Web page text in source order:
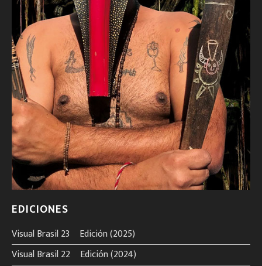
EDICIONES
Visual Brasil 23º Edición (2025)
Visual Brasil 22º Edición (2024)